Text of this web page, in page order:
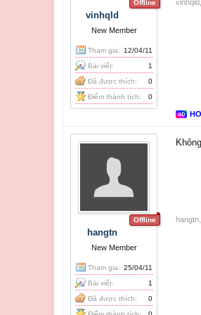
Offline
vinhqld
New Member
Tham gia:
12/04/11
Bài viết:
1
Đã được thích:
0
Điểm thành tích:
0
vinhqld
Offline
hangtn
New Member
Tham gia: 25/04/11
Bài viết:
1
Đã được thích:
0
hangtn